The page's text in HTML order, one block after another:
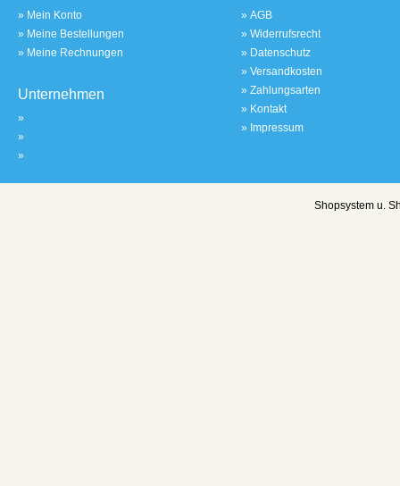
» Mein Konto
» Meine Bestellungen
» Meine Rechnungen
Unternehmen
»
»
»
» AGB
» Widerrufsrecht
» Datenschutz
» Versandkosten
» Zahlungsarten
» Kontakt
» Impressum
Shopsystem u.